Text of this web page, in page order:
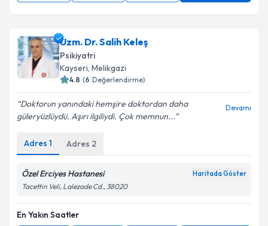
Uzm. Dr. Salih Keleş
Psikiyatri
Kayseri, Melikgazi
4.8 (6 Değerlendirme)
Doktorun yanındaki hemşire doktordan daha
güleryüzlüydü. Aşırı ilgiliydi. Çok memnun...
Devamı
Adres 1 Adres 2
Özel Erciyes Hastanesi Haritada Göster
Tacettin Veli, Lalezade Cd., 38020
En Yakın Saatler